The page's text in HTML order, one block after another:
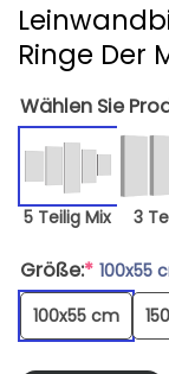
Ringe Der
Wählen Sie
5 Teilig Mix 3
Größe:* 100x55
100x55 cm